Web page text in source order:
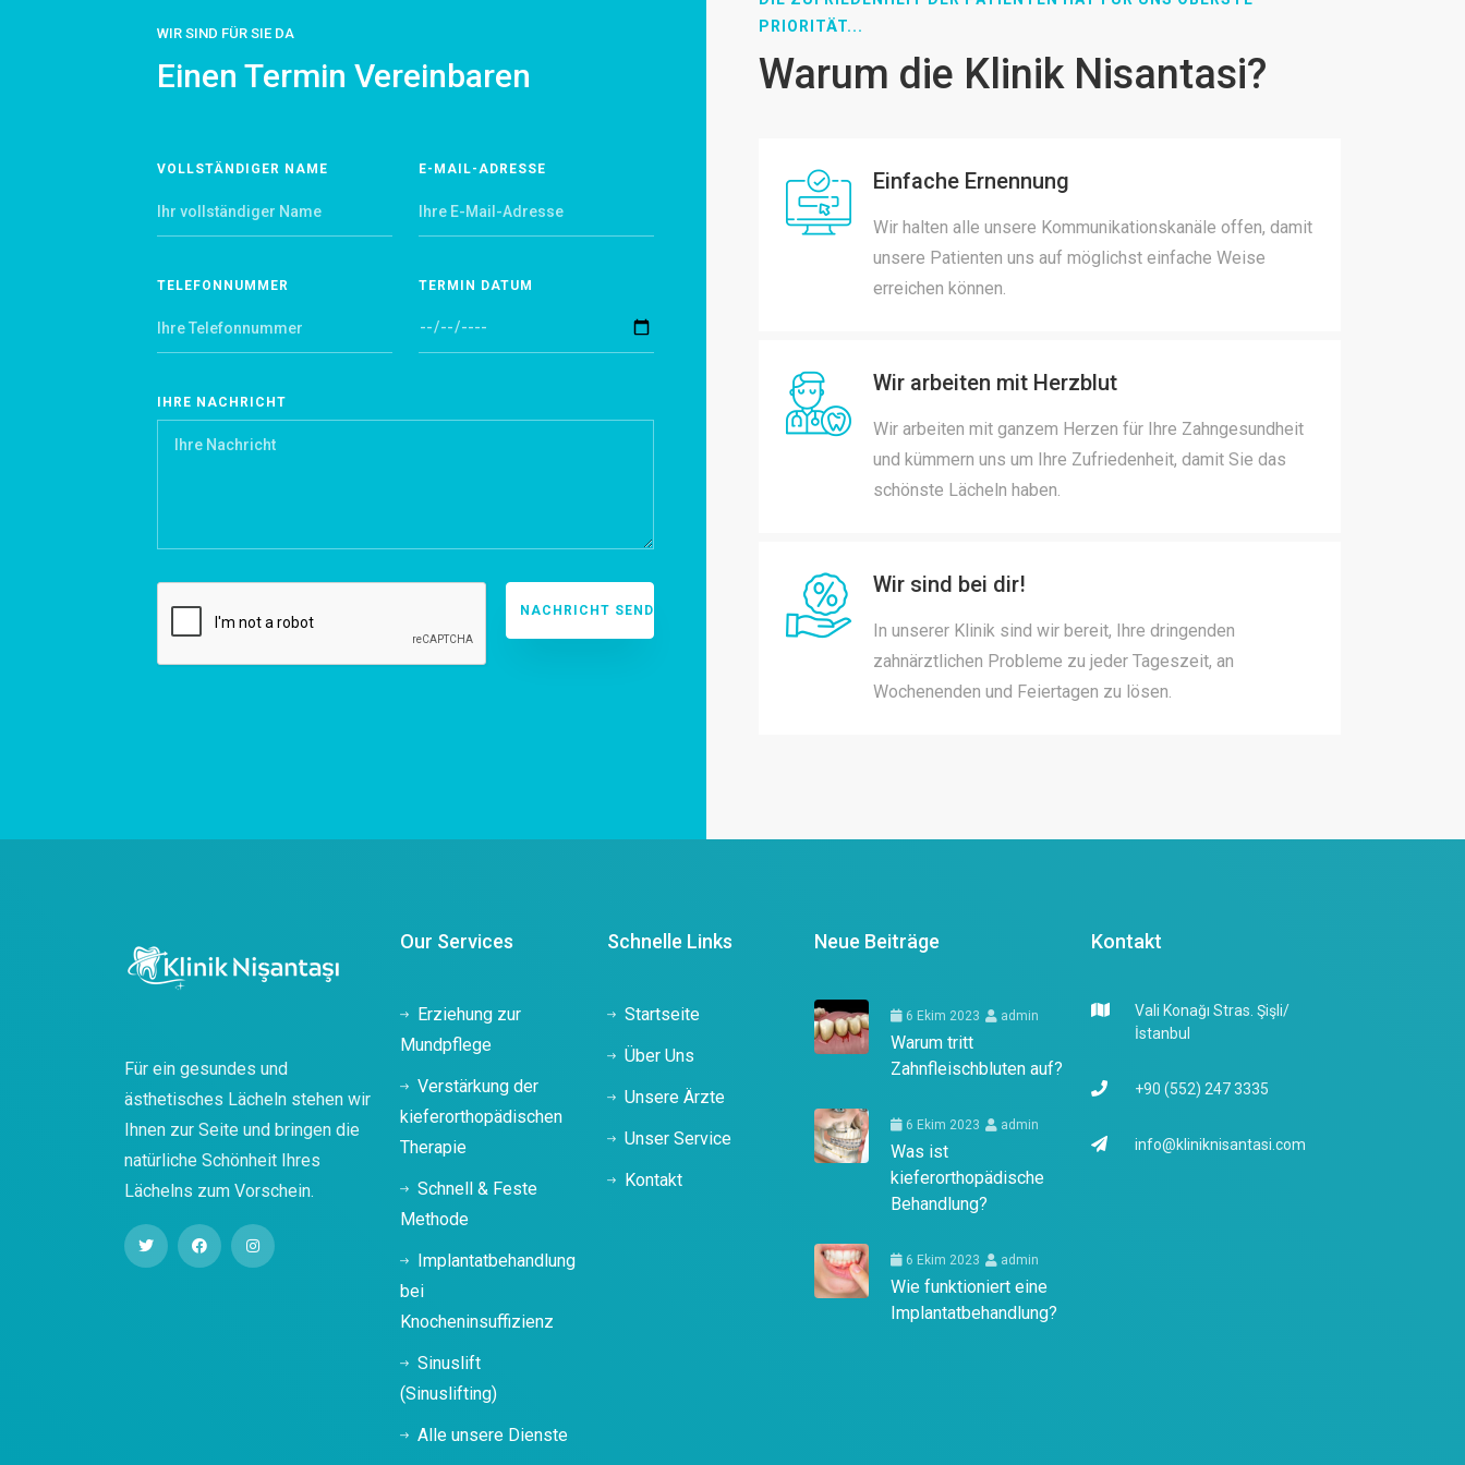
WIR SIND FÜR SIE DA
Einen Termin Vereinbaren
VOLLSTÄNDIGER NAME E-MAIL-ADRESSE
TELEFONNUMMER TERMIN DATUM
IHRE NACHRICHT
PRIORITÄT...
Warum die Klinik Nisantasi?
Einfache Ernennung
Wir halten alle unsere Kommunikationskanäle offen, damit
unsere Patienten uns auf möglichst einfache Weise
erreichen können.
Wir arbeiten mit Herzblut
Wir arbeiten mit ganzem Herzen für Ihre Zahngesundheit
und kümmern uns um Ihre Zufriedenheit, damit Sie das
schönste Lächeln haben.
Wir sind bei dir!
In unserer Klinik sind wir bereit, Ihre dringenden
zahnärztlichen Probleme zu jeder Tageszeit, an
Wochenenden und Feiertagen zu lösen.
Für ein gesundes und
ästhetisches Lächeln stehen wir
Ihnen zur Seite und bringen die
natürliche Schönheit Ihres
Lächelns zum Vorschein.
Our Services
Erziehung zur
Mundpflege
Verstärkung der
kieferorthopädischen
Therapie
Schnell & Feste
Methode
Implantatbehandlung
bei
Knocheninsuffizienz
Sinuslift
(Sinuslifting)
Alle unsere Dienste
Schnelle Links
Startseite
Über Uns
Unsere Ärzte
Unser Service
Kontakt
Neue Beiträge
6 Ekim 2023 admin
Warum tritt
Zahnfleischbluten auf?
6 Ekim 2023 admin
Was ist
kieferorthopädische
Behandlung?
6 Ekim 2023 admin
Wie funktioniert eine
Implantatbehandlung?
Kontakt
Vali Konağı Stras. Şişli/
İstanbul
+90 (552) 247 3335
info@kliniknisantasi.com